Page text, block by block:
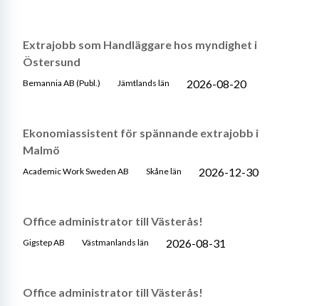
Extrajobb som Handläggare hos myndighet i
Östersund
Bemannia AB (Publ.) Jämtlands län 2026-08-20
Ekonomiassistent för spännande extrajobb i
Malmö
Academic Work Sweden AB Skåne län 2026-12-30
Office administrator till Västerås!
Gigstep AB Västmanlands län 2026-08-31
Office administrator till Västerås!